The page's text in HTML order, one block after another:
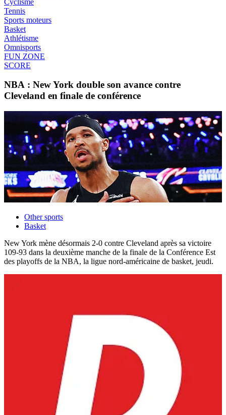
Tennis
Sports moteurs
Basket
Athlétisme
Omnisports
FUN ZONE
SCORE
NBA : New York double son avance contre
Cleveland en finale de conférence
Other sports
Basket
New York mène désormais 2-0 contre Cleveland après sa victoire
109-93 dans la deuxième manche de la finale de la Conférence Est
des playoffs de la NBA, la ligue nord-américaine de basket, jeudi.